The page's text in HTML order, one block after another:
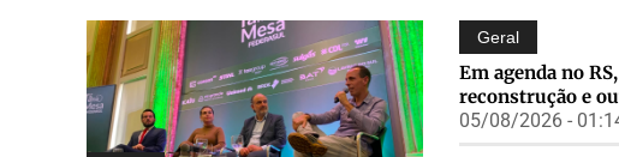
Geral
Em agenda no
reconstrução e
05/08/2026 -